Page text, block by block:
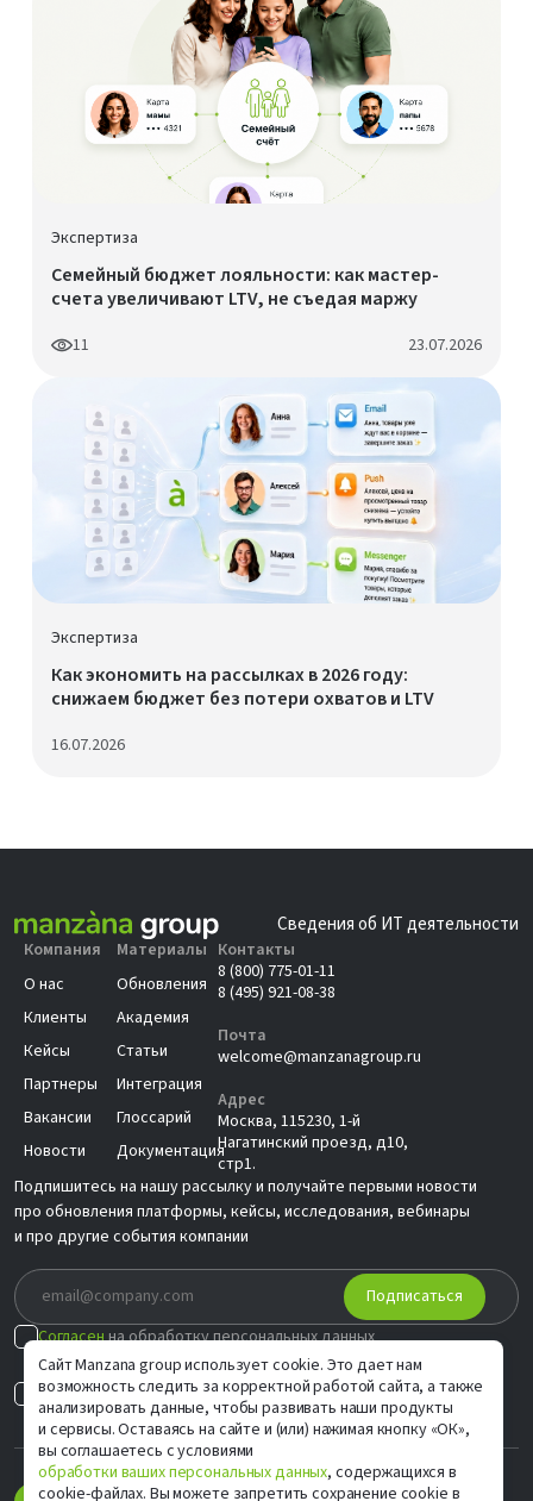
Сайт Manzana group использует cookie. Это дает нам
возможность следить за корректной работой сайта, а также
анализировать данные, чтобы развивать наши продукты
и сервисы. Оставаясь на сайте и (или) нажимая кнопку «ОК»,
вы соглашаетесь с условиями
обработки ваших персональных данных, содержащихся в
cookie-файлах. Вы можете запретить сохранение cookie в
Экспертиза
Семейный бюджет лояльности: как мастер-
счета увеличивают LTV, не съедая маржу
11 23.07.2026
Экспертиза
Как экономить на рассылках в 2026 году:
снижаем бюджет без потери охватов и LTV
16.07.2026
Сведения об ИТ деятельности
Компания
О нас
Клиенты
Кейсы
Партнеры
Вакансии
Новости
Материалы
Обновления
Академия
Статьи
Интеграция
Глоссарий
Документация
Контакты
8 (800) 775-01-11
8 (495) 921-08-38
Почта
welcome@manzanagroup.ru
Адрес
Москва, 115230, 1-й
Нагатинский проезд, д10,
стр1.
Подпишитесь на нашу рассылку и получайте первыми новости
про обновления платформы, кейсы, исследования, вебинары
и про другие события компании
Подписаться
Согласенна обработку персональных данных
в соответствии сПолитикой
Согласен наиндивидуальные предложения